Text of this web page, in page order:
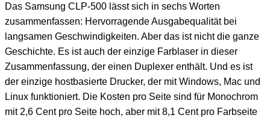
Das Samsung CLP-500 lässt sich in sechs Worten
zusammenfassen: Hervorragende Ausgabequalität bei
langsamen Geschwindigkeiten. Aber das ist nicht die ganze
Geschichte. Es ist auch der einzige Farblaser in dieser
Zusammenfassung, der einen Duplexer enthält. Und es ist
der einzige hostbasierte Drucker, der mit Windows, Mac und
Linux funktioniert. Die Kosten pro Seite sind für Monochrom
mit 2,6 Cent pro Seite hoch, aber mit 8,1 Cent pro Farbseite